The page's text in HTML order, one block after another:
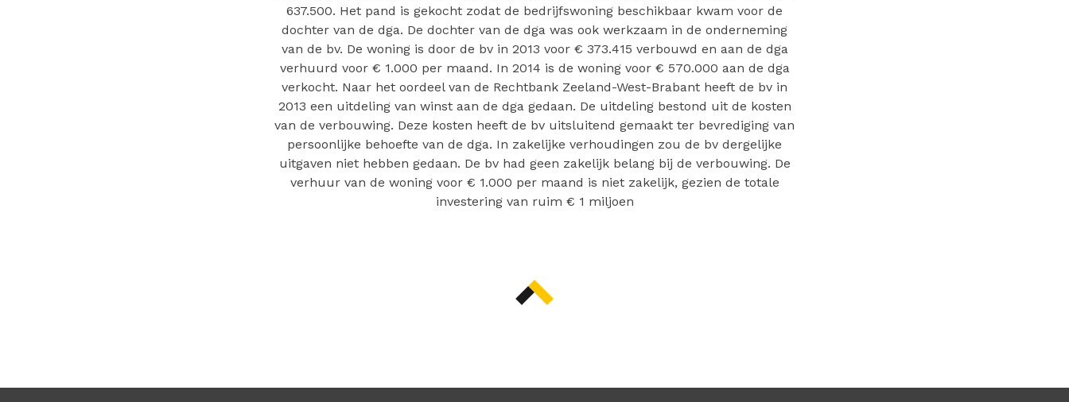
637.500. Het pand is gekocht zodat de bedrijfswoning beschikbaar kwam voor de
dochter van de dga. De dochter van de dga was ook werkzaam in de onderneming
van de bv. De woning is door de bv in 2013 voor € 373.415 verbouwd en aan de dga
verhuurd voor € 1.000 per maand. In 2014 is de woning voor € 570.000 aan de dga
verkocht. Naar het oordeel van de Rechtbank Zeeland-West-Brabant heeft de bv in
2013 een uitdeling van winst aan de dga gedaan. De uitdeling bestond uit de kosten
van de verbouwing. Deze kosten heeft de bv uitsluitend gemaakt ter bevrediging van
persoonlijke behoefte van de dga. In zakelijke verhoudingen zou de bv dergelijke
uitgaven niet hebben gedaan. De bv had geen zakelijk belang bij de verbouwing. De
verhuur van de woning voor € 1.000 per maand is niet zakelijk, gezien de totale
investering van ruim € 1 miljoen